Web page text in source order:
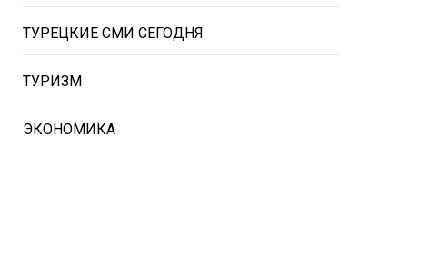
ТУРЕЦКИЕ СМИ СЕГОДНЯ
ТУРИЗМ
ЭКОНОМИКА